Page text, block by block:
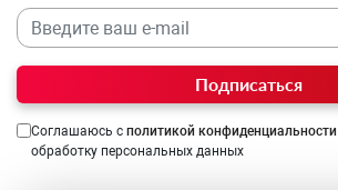
Подписаться
Соглашаюсь с политикой конфиденциальности
обработку персональных данных